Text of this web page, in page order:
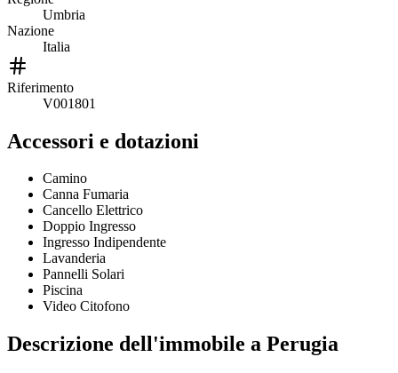
Umbria
Nazione
Italia
Riferimento
V001801
Accessori e dotazioni
Camino
Canna Fumaria
Cancello Elettrico
Doppio Ingresso
Ingresso Indipendente
Lavanderia
Pannelli Solari
Piscina
Video Citofono
Descrizione dell'immobile a Perugia